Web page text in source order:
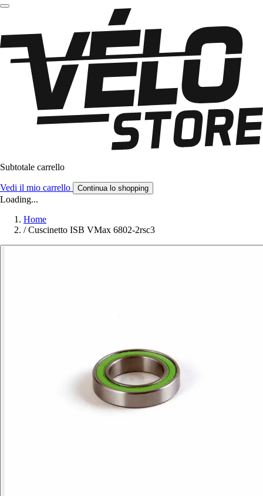
Subtotale carrello
Vedi il mio carrello Continua lo shopping
Loading...
Home
/ Cuscinetto ISB VMax 6802-2rsc3